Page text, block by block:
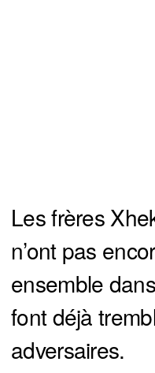
Les frères
n’ont pas
ensemble
font déjà
adversaires.